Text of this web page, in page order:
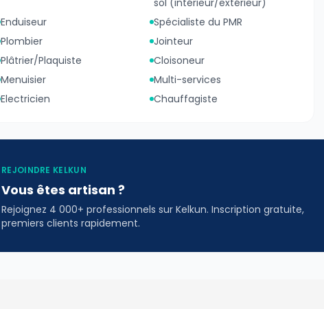
Enduiseur
Spécialiste du PMR
Plombier
Jointeur
Plâtrier/Plaquiste
Cloisoneur
Menuisier
Multi-services
Electricien
Chauffagiste
REJOINDRE KELKUN
Vous êtes artisan ?
Rejoignez 4 000+ professionnels sur Kelkun. Inscription gratuite,
premiers clients rapidement.